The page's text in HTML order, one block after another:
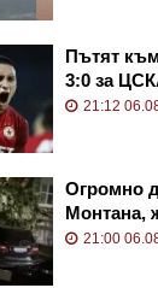
Пътят
3:0 за
21:12
Огромно
Монтана,
опасни
21:00